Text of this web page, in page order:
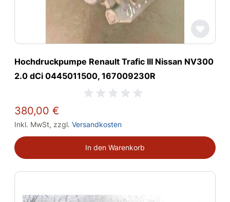
Hochdruckpumpe Renault Trafic III Nissan NV300
2.0 dCi 0445011500, 167009230R
380,00 €
Inkl. MwSt, zzgl. Versandkosten
In den Warenkorb